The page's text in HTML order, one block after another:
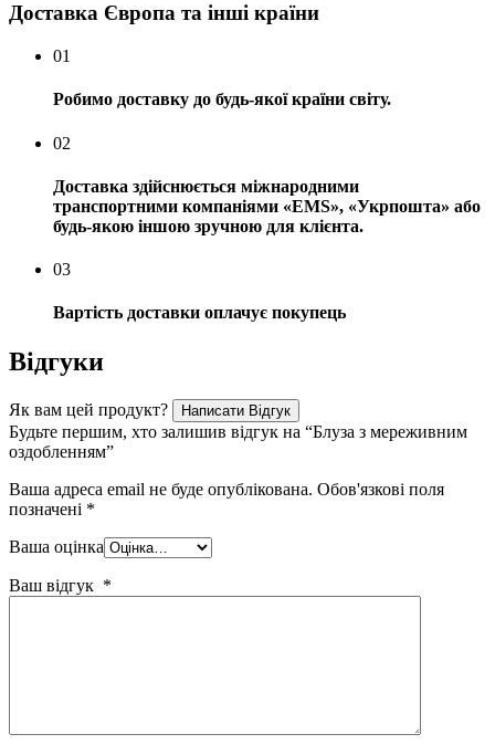
Доставка Європа та інші країни
01
Робимо доставку до будь-якої країни світу.
02
Доставка здійснюється міжнародними
транспортними компаніями «EMS», «Укрпошта» або
будь-якою іншою зручною для клієнта.
03
Вартість доставки оплачує покупець
Відгуки
Як вам цей продукт? Написати Відгук
Будьте першим, хто залишив відгук на “Блуза з мереживним
оздобленням”
Ваша адреса email не буде опублікована. Обов'язкові поля
позначені *
Ваша оцінка
Ваш відгук *